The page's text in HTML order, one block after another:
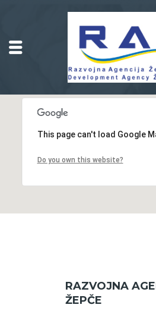
This page can't load Google
Do you own this website?
RAZVOJNA
ŽEPČE